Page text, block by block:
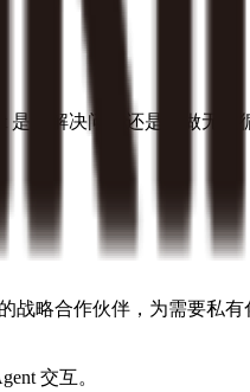
解决问题还是在做无效
略合作伙伴，为需要私
交互。